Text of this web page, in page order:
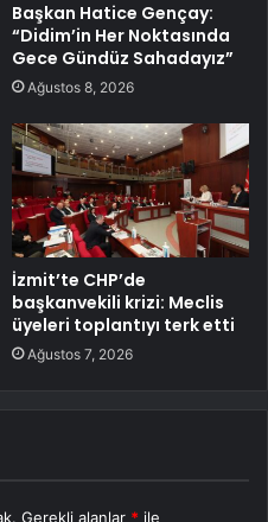
Başkan Hatice Gençay:
“Didim’in Her Noktasında
Gece Gündüz Sahadayız”
Ağustos 8, 2026
İzmit’te CHP’de
başkanvekili krizi: Meclis
üyeleri toplantıyı terk etti
Ağustos 7, 2026
Gerekli alanlar * ile